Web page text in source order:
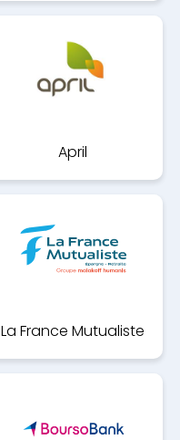
April
La France Mutualiste